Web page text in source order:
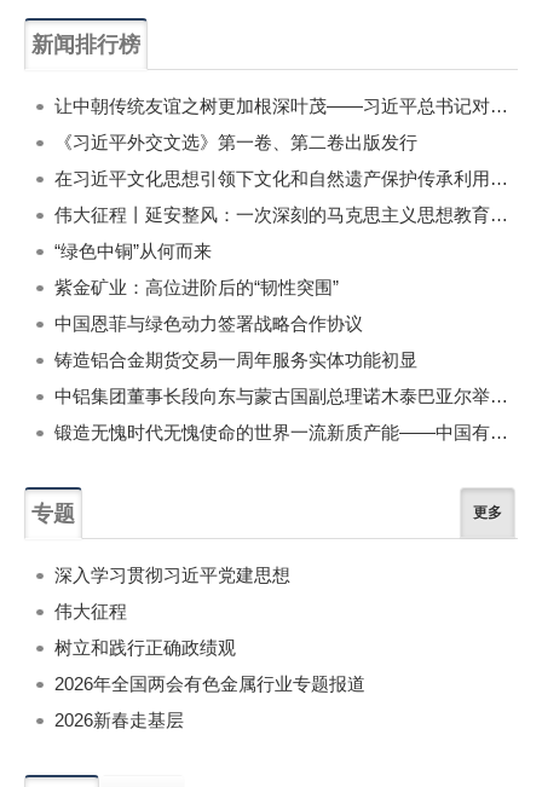
新闻排行榜
让中朝传统友谊之树更加根深叶茂——习近平总书记对朝鲜进行国事访问纪实
《习近平外交文选》第一卷、第二卷出版发行
在习近平文化思想引领下文化和自然遗产保护传承利用工作开创新局面
伟大征程丨延安整风：一次深刻的马克思主义思想教育运动
“绿色中铜”从何而来
紫金矿业：高位进阶后的“韧性突围”
中国恩菲与绿色动力签署战略合作协议
铸造铝合金期货交易一周年服务实体功能初显
中铝集团董事长段向东与蒙古国副总理诺木泰巴亚尔举行会谈
锻造无愧时代无愧使命的世界一流新质产能——中国有色金属工业的战略应对与破局之道（二）
专题 更多
深入学习贯彻习近平党建思想
伟大征程
树立和践行正确政绩观
2026年全国两会有色金属行业专题报道
2026新春走基层